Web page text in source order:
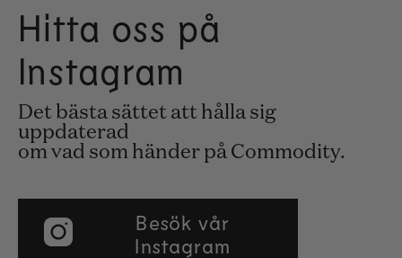
Hitta oss på
Instagram
Det bästa sättet att hålla sig
uppdaterad
om vad som händer på Commodity.
Besök vår
Instagram